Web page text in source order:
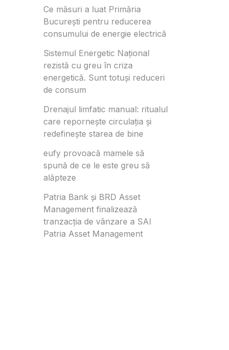
Ce măsuri a luat Primăria
București pentru reducerea
consumului de energie electrică
Sistemul Energetic Național
rezistă cu greu în criza
energetică. Sunt totuși reduceri
de consum
Drenajul limfatic manual: ritualul
care repornește circulația și
redefinește starea de bine
eufy provoacă mamele să
spună de ce le este greu să
alăpteze
Patria Bank și BRD Asset
Management finalizează
tranzacția de vânzare a SAI
Patria Asset Management